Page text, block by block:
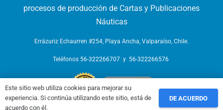
procesos de producción de Cartas y Publicaciones
Náuticas
Errázuriz Echaurren #254, Playa Ancha, Valparaíso, Chile.
Teléfonos 56-322266707 y 56-322266576
Este sitio web utiliza cookies para mejorar su
experiencia. Si continúa utilizando este sitio, está de
acuerdo con él.
DE ACUERDO